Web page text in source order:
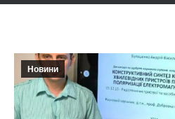
Новини